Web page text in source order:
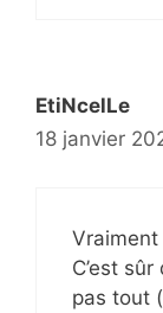
EtiNcelLe
18 janvier
C’est
pas tout